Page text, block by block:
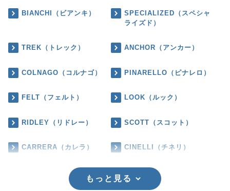
BIANCHI（ビアンキ）
SPECIALIZED（スペシャ
ライズド）
TREK（トレック） ANCHOR（アンカー）
COLNAGO（コルナゴ） PINARELLO（ピナレロ）
FELT（フェルト） LOOK（ルック）
RIDLEY（リドレー） SCOTT（スコット）
CARRERA（カレラ） CINELLI（チネリ）
もっと見る